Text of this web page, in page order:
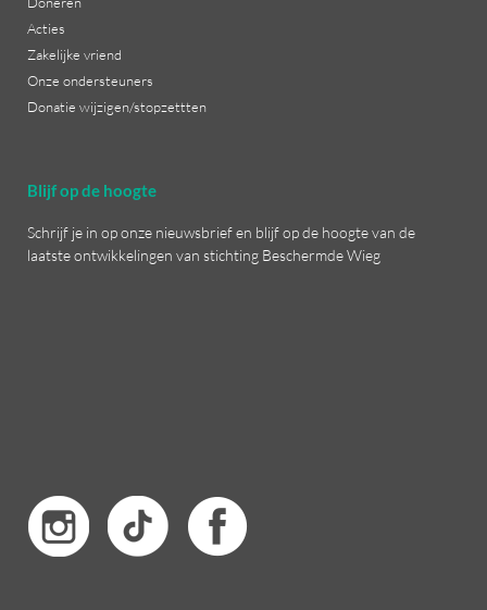
Acties
Zakelijke vriend
Onze ondersteuners
Donatie wijzigen/stopzettten
Blijf op de hoogte
Schrijf je in op onze nieuwsbrief en blijf op de hoogte van de
laatste ontwikkelingen van stichting Beschermde Wieg